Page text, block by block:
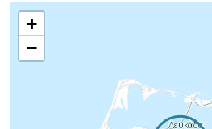
+
−